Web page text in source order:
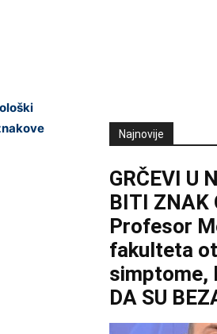
Najnovije
GRČEVI U
BITI ZNAK
Profesor
fakulteta
simptome,
DA SU